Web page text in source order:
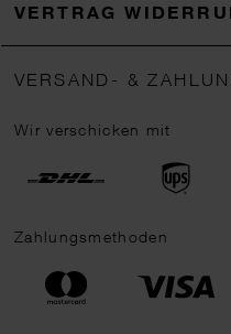
VERTRAG
VERSAND- &
Wir verschicken mit
Zahlungsmethoden